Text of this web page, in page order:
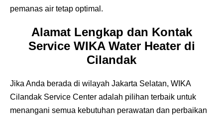
pemanas air tetap optimal.
Alamat Lengkap dan Kontak
Service WIKA Water Heater di
Cilandak
Jika Anda berada di wilayah Jakarta Selatan, WIKA
Cilandak Service Center adalah pilihan terbaik untuk
menangani semua kebutuhan perawatan dan perbaikan